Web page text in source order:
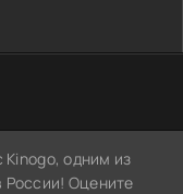
Kinogo, одним из
России! Оцените